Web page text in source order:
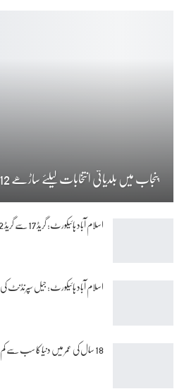
پنجاب میں بلدیاتی انتخابات کیلئے ساڑھے 12 ارب روپے مانگ لیے گئے
اسلام آباد ہائیکورٹ: گریڈ 17 سے گریڈ 22 تک کے افسران کے الاؤنس میں…
اسلام آباد ہائیکورٹ: جیل سپرنڈنٹ
18 سال کی عمر میں دنیا کا سب سے کم عمر کالج پروفیسر بننے والا نوجوان